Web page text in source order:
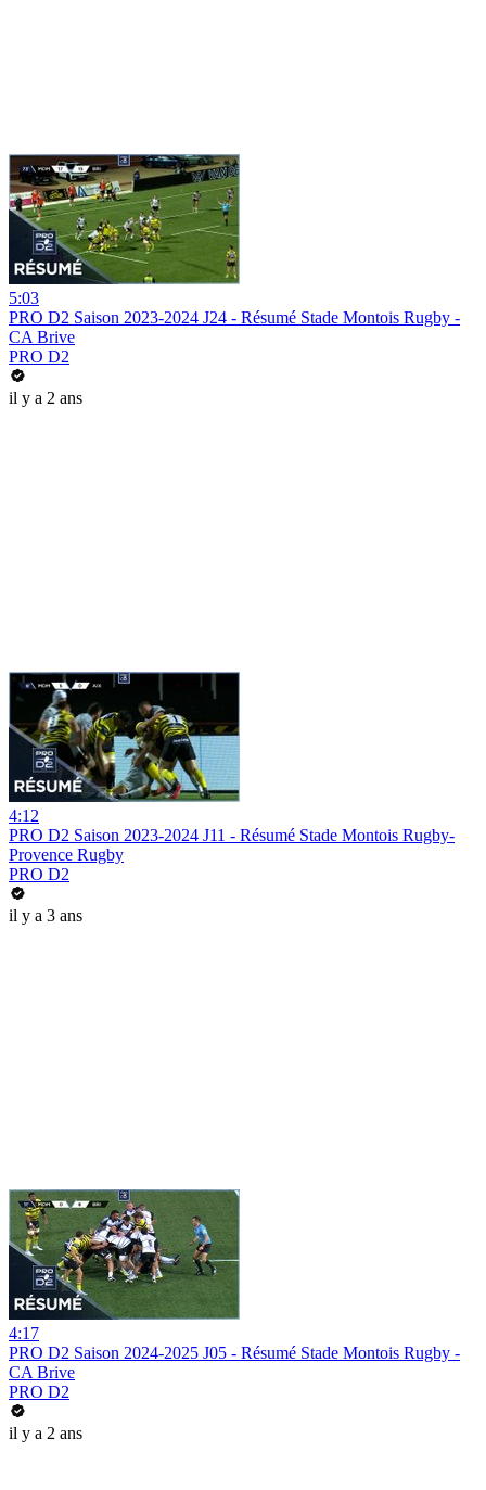
5:03
PRO D2 Saison 2023-2024 J24 - Résumé Stade Montois Rugby -
CA Brive
PRO D2
il y a 2 ans
4:12
PRO D2 Saison 2023-2024 J11 - Résumé Stade Montois Rugby-
Provence Rugby
PRO D2
il y a 3 ans
4:17
PRO D2 Saison 2024-2025 J05 - Résumé Stade Montois Rugby -
CA Brive
PRO D2
il y a 2 ans